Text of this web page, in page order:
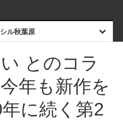
ル秋葉原
とのコラ
年も新作を
に続く第2